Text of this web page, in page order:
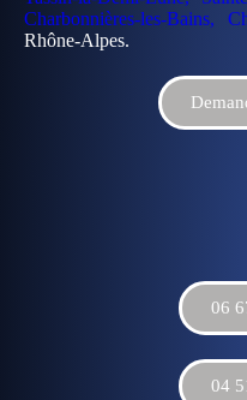
06
04
Charbonnières-les-Bains,
Rhône-Alpes.